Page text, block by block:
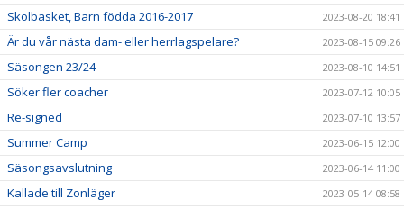
Skolbasket, Barn födda 2016-2017 2023-08-20 18:41
Är du vår nästa dam- eller herrlagspelare? 2023-08-15 09:26
Säsongen 23/24 2023-08-10 14:51
Söker fler coacher 2023-07-12 10:05
Re-signed 2023-07-10 13:57
Summer Camp 2023-06-15 12:00
Säsongsavslutning 2023-06-14 11:00
Kallade till Zonläger 2023-05-14 08:58